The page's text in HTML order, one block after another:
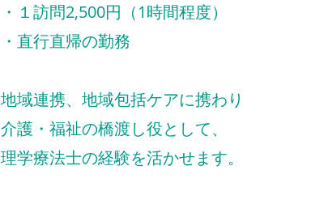
・１訪問2,500円（1時間程度）
・直行直帰の勤務
地域連携、地域包括ケアに携わり
介護・福祉の橋渡し役として、
理学療法士の経験を活かせます。